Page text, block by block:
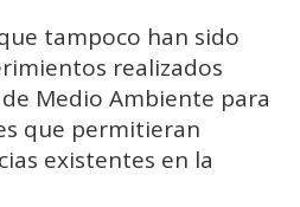
tampoco han sido
realizados
Medio Ambiente para
que permitieran
existentes en la